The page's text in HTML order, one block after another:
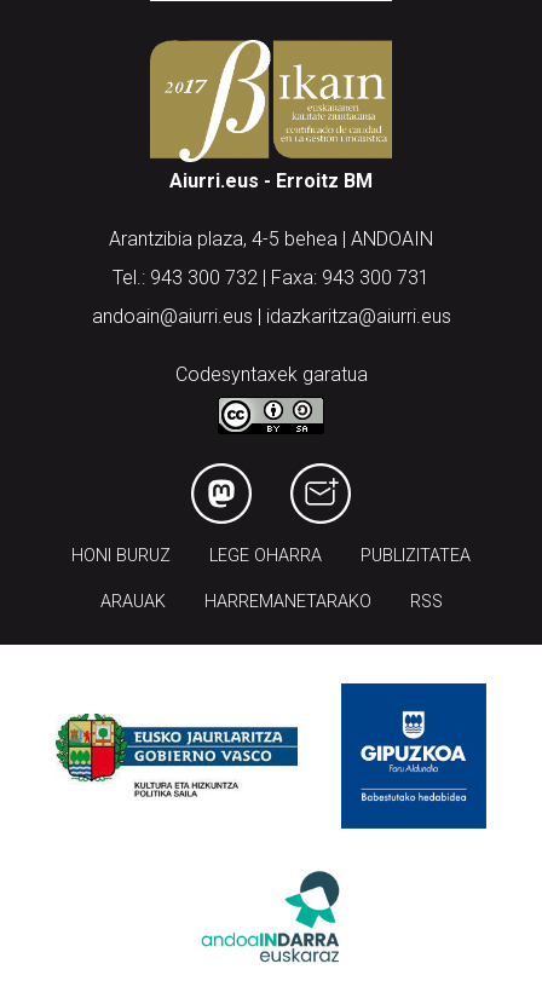
Aiurri.eus - Erroitz BM
Arantzibia plaza, 4-5 behea | ANDOAIN
Tel.: 943 300 732 | Faxa: 943 300 731
andoain@aiurri.eus | idazkaritza@aiurri.eus
Codesyntaxek garatua
HONI BURUZ LEGE OHARRA PUBLIZITATEA
ARAUAK HARREMANETARAKO RSS